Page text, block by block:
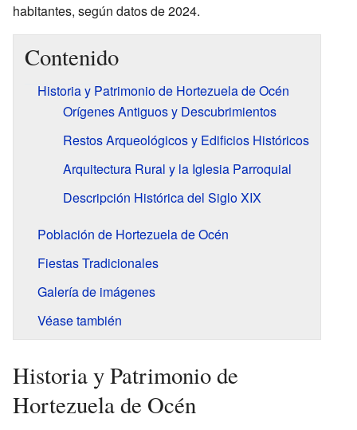
habitantes, según datos de 2024.
Contenido
Historia y Patrimonio de Hortezuela de Océn
Orígenes Antiguos y Descubrimientos
Restos Arqueológicos y Edificios Históricos
Arquitectura Rural y la Iglesia Parroquial
Descripción Histórica del Siglo XIX
Población de Hortezuela de Océn
Fiestas Tradicionales
Galería de imágenes
Véase también
Historia y Patrimonio de
Hortezuela de Océn